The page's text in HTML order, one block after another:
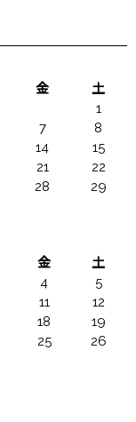
金
土
1
7
8
14
15
21
22
28
29
金
土
4
5
11
12
18
19
25
26